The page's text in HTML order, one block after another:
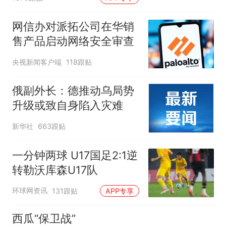
网信办对派拓公司在华销
售产品启动网络安全审查
央视新闻客户端 118跟贴
俄副外长：德推动乌局势
升级或致自身陷入灾难
新华社 663跟贴
一分钟两球 U17国足2:1逆
转勒沃库森U17队
环球网资讯 131跟贴 APP专享
西瓜“保卫战”